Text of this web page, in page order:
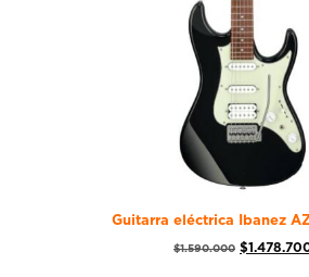
Guitarra eléctrica Ibanez
$1.590.000 $